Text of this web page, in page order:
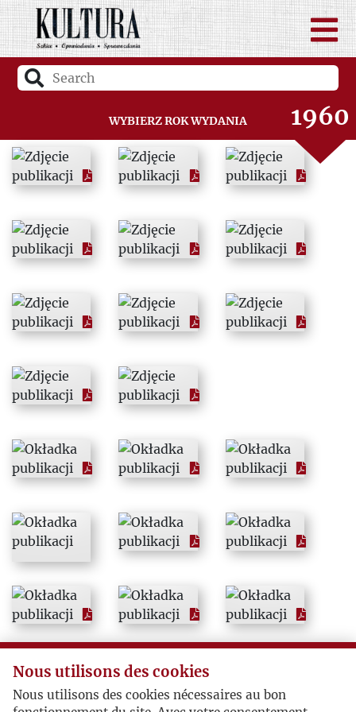
Wybierz rok wydania
1958
1959
1960
1961
1963
1964
1965
1968
1969
1970
1971
1972
Nous utilisons des cookies
Nous utilisons des cookies nécessaires au bon